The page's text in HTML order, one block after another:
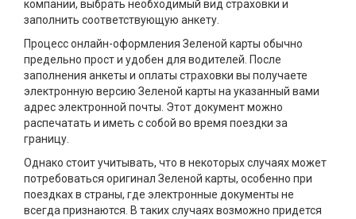
компании, выбрать необходимый вид страховки и
заполнить соответствующую анкету.
Процесс онлайн-оформления Зеленой карты обычно
предельно прост и удобен для водителей. После
заполнения анкеты и оплаты страховки вы получаете
электронную версию Зеленой карты на указанный вами
адрес электронной почты. Этот документ можно
распечатать и иметь с собой во время поездки за
границу.
Однако стоит учитывать, что в некоторых случаях может
потребоваться оригинал Зеленой карты, особенно при
поездках в страны, где электронные документы не
всегда признаются. В таких случаях возможно придется